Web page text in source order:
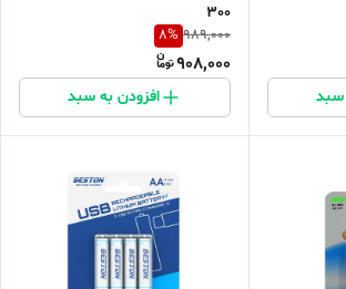
سبد
300
989,000
8%
908,000
افزودن به سبد